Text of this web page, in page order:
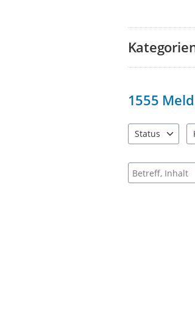
1555
Status
Suche nach